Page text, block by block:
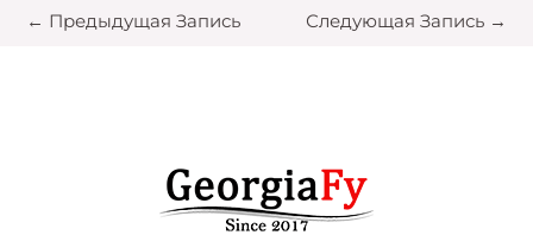
← Предыдущая Запись Следующая Запись →